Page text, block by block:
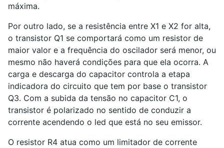
máxima.
Por outro lado, se a resistência entre X1 e X2 for alta,
o transistor Q1 se comportará como um resistor de
maior valor e a frequência do oscilador será menor, ou
mesmo não haverá condições para que ela ocorra. A
carga e descarga do capacitor controla a etapa
indicadora do circuito que tem por base o transistor
Q3. Com a subida da tensão no capacitor C1, o
transistor é polarizado no sentido de conduzir a
corrente acendendo o led que está no seu emissor.
O resistor R4 atua como um limitador de corrente